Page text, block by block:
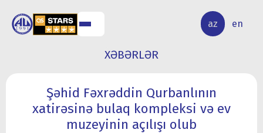
az en
ELMİ
TƏDQİQAT
XƏBƏRLƏR
Şəhid Fəxrəddin Qurbanlının
xatirəsinə bulaq kompleksi və ev
muzeyinin açılışı olub